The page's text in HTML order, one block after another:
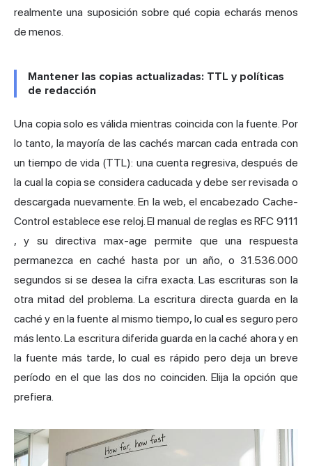
realmente una suposición sobre qué copia echarás menos
de menos.
Mantener las copias actualizadas: TTL y políticas
de redacción
Una copia solo es válida mientras coincida con la fuente. Por
lo tanto, la mayoría de las cachés marcan cada entrada con
un tiempo de vida (TTL): una cuenta regresiva, después de
la cual la copia se considera caducada y debe ser revisada o
descargada nuevamente. En la web, el encabezado Cache-
Control establece ese reloj. El manual de reglas esRFC 9111
, y su directiva max-age permite que una respuesta
permanezca en caché hasta por un año, o 31.536.000
segundos si se desea la cifra exacta. Las escrituras son la
otra mitad del problema. La escritura directa guarda en la
caché y en la fuente al mismo tiempo, lo cual es seguro pero
más lento. La escritura diferida guarda en la caché ahora y en
la fuente más tarde, lo cual es rápido pero deja un breve
período en el que las dos no coinciden. Elija la opción que
prefiera.